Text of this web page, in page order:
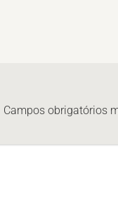
Campos obrigatórios